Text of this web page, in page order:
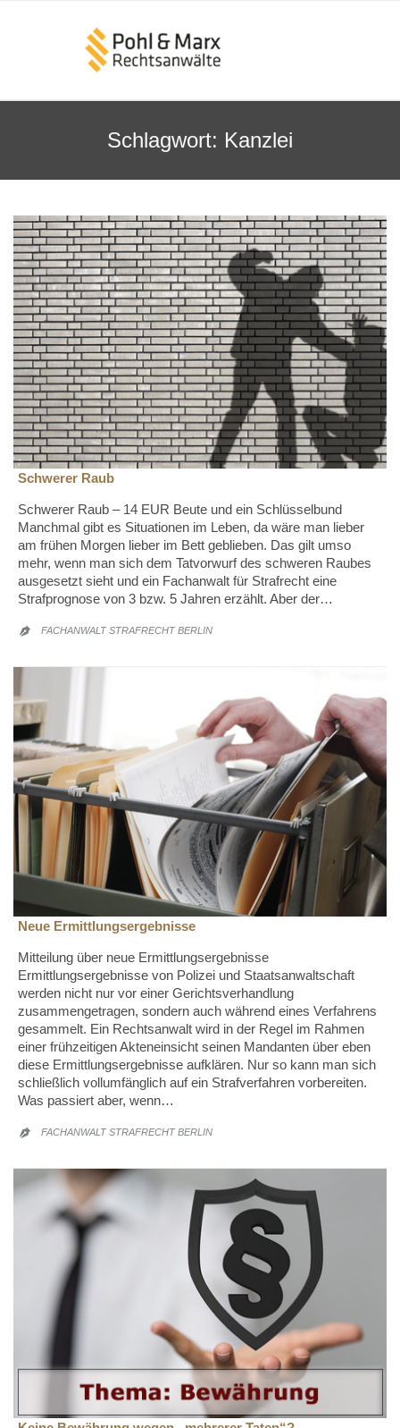
Schlagwort: Kanzlei
Schwerer Raub
Schwerer Raub – 14 EUR Beute und ein Schlüsselbund
Manchmal gibt es Situationen im Leben, da wäre man lieber
am frühen Morgen lieber im Bett geblieben. Das gilt umso
mehr, wenn man sich dem Tatvorwurf des schweren Raubes
ausgesetzt sieht und ein Fachanwalt für Strafrecht eine
Strafprognose von 3 bzw. 5 Jahren erzählt. Aber der…
 FACHANWALT STRAFRECHT BERLIN
Neue Ermittlungsergebnisse
Mitteilung über neue Ermittlungsergebnisse
Ermittlungsergebnisse von Polizei und Staatsanwaltschaft
werden nicht nur vor einer Gerichtsverhandlung
zusammengetragen, sondern auch während eines Verfahrens
gesammelt. Ein Rechtsanwalt wird in der Regel im Rahmen
einer frühzeitigen Akteneinsicht seinen Mandanten über eben
diese Ermittlungsergebnisse aufklären. Nur so kann man sich
schließlich vollumfänglich auf ein Strafverfahren vorbereiten.
Was passiert aber, wenn…
 FACHANWALT STRAFRECHT BERLIN